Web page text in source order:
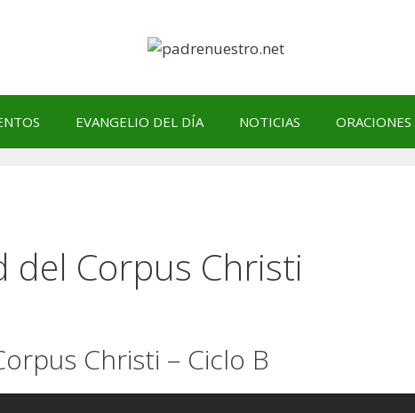
EVANGELIO DEL DÍA NOTICIAS ORACIONES
del Corpus Christi
Christi – Ciclo B